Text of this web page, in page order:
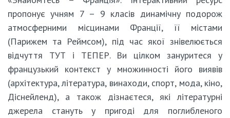
пропонує учням 7 – 9 класів динамічну подорож
атмосферними місцинами Франції, її містами
(Парижем та Реймсом), під час якої знівелюється
відчуття ТУТ і ТЕПЕР. Ви цілком зануритеся у
французький контекст у множинності його виявів
(архітектура, література, винаходи, спорт, мода, кіно,
Діснейленд), а також дізнаєтеся, які літературні
джерела стануть у пригоді для поглибленого